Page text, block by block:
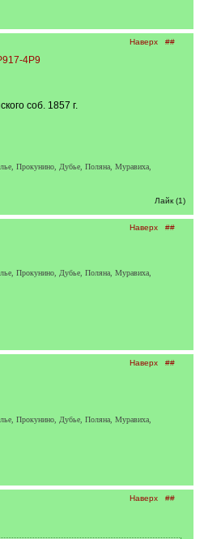
Наверх ##
4P9
соб. 1857 г.
Прокунино, Дубье, Поляна, Муравиха,
Лайк (1)
Наверх ##
Прокунино, Дубье, Поляна, Муравиха,
Наверх ##
Прокунино, Дубье, Поляна, Муравиха,
Наверх ##